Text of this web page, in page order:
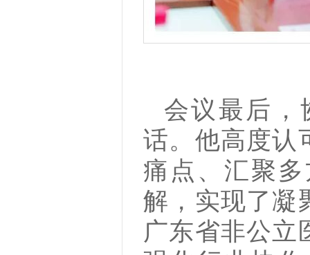
会议最后，
话。他高度认
痛点、汇聚
解，实现了凝
广东省非公立